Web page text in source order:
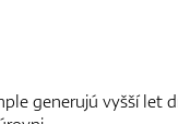
vyšší let driveru a plochší